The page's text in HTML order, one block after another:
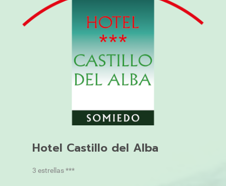
Hotel Castillo del Alba
3 estrellas ***